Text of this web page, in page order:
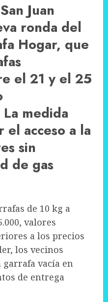
Juan
ronda del
Hogar, que
el 21 y el 25
medida
el acceso a la
sin
de gas
de 10 kg a
valores
a los precios
los vecinos
vacía en
de entrega